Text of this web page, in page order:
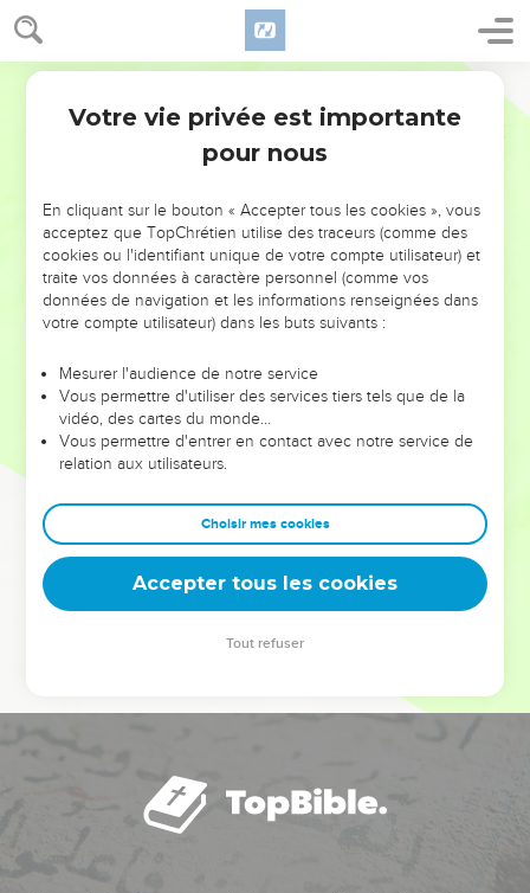
NE MANQUEZ PAS L’ÉVÉNEMENT
DE L’ANNÉE !
ET SI LEURS ERREURS POUVAIENT VOUS ÉVITER LES
VOTRES ?
leur foi ou leur vision. Mais on voit moins les doutes, les erreurs
et les saisons difficiles qu'ils ont traversés, alors même que ce
sont elles qui les ont façonnés.
Dans cette conférence, leaders, entrepreneurs, et responsables
clés pour avancer avec plus de sagesse afin que leurs erreurs
deviennent vos tremplins. Que vous guidiez un ministère, une
équipe, un groupe ou une famille, leur expérience est faite
Votre vie privée est importante
pour nous
En cliquant sur le bouton « Accepter tous les cookies », vous
acceptez que TopChrétien utilise des traceurs (comme des
cookies ou l'identifiant unique de votre compte utilisateur) et
traite vos données à caractère personnel (comme vos
données de navigation et les informations renseignées dans
votre compte utilisateur) dans les buts suivants :
Mesurer l'audience de notre service
Vous permettre d'utiliser des services tiers tels que de la
vidéo, des cartes du monde…
Vous permettre d'entrer en contact avec notre service de
relation aux utilisateurs.
Choisir mes cookies
Accepter tous les cookies
Tout refuser